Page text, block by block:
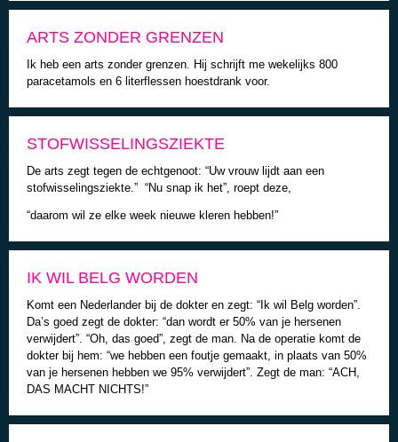
ARTS ZONDER GRENZEN
Ik heb een arts zonder grenzen. Hij schrijft me wekelijks 800
paracetamols en 6 literflessen hoestdrank voor.
STOFWISSELINGSZIEKTE
De arts zegt tegen de echtgenoot: “Uw vrouw lijdt aan een
stofwisselingsziekte.” “Nu snap ik het”, roept deze,
“daarom wil ze elke week nieuwe kleren hebben!”
IK WIL BELG WORDEN
Komt een Nederlander bij de dokter en zegt: “Ik wil Belg worden”.
Da’s goed zegt de dokter: “dan wordt er 50% van je hersenen
verwijdert”. “Oh, das goed”, zegt de man. Na de operatie komt de
dokter bij hem: “we hebben een foutje gemaakt, in plaats van 50%
van je hersenen hebben we 95% verwijdert”. Zegt de man: “ACH,
DAS MACHT NICHTS!”